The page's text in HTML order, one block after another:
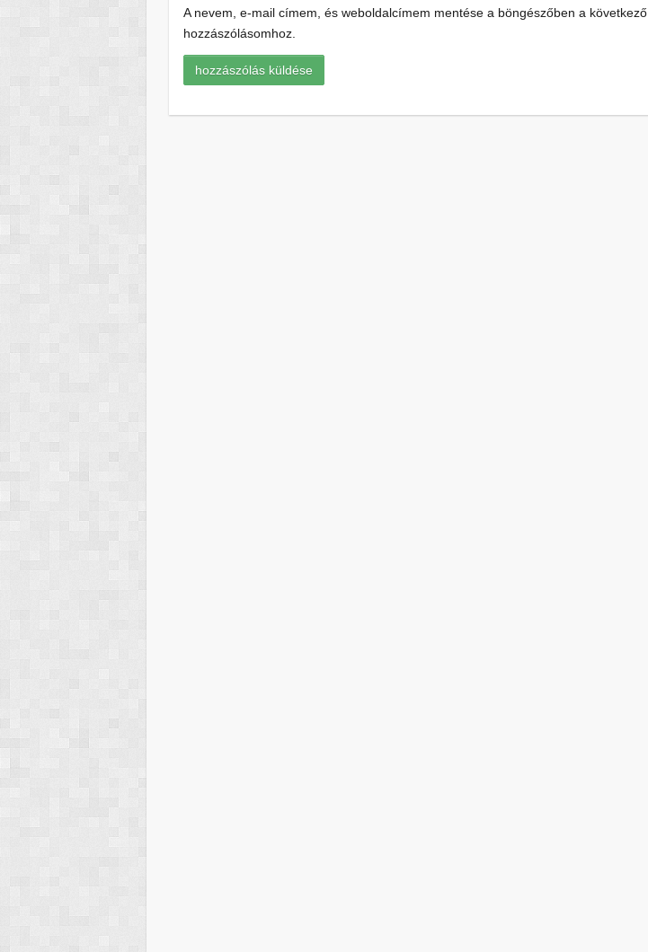
A nevem, e-mail címem, és weboldalcímem mentése a böngészőben a következő
hozzászólásomhoz.